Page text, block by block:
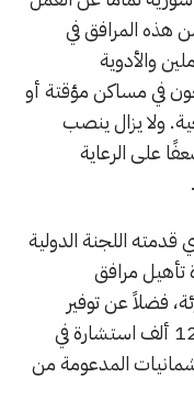
هذه المرافق في
والأدوية
في مساكن مؤقتة أو
ولا يزال ينصب
على الرعاية
قدمته اللجنة الدولية
تأهيل مرافق
فضلاً عن توفير
المعدات والأدوية. وأجريت أكثر من 127 ألف استشارة في
المدعومة من